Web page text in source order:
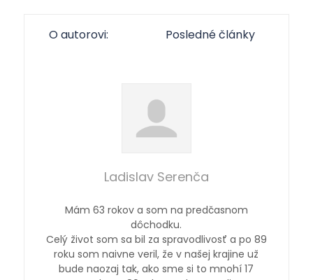
O autorovi: Posledné články
Ladislav Serenča
Mám 63 rokov a som na predčasnom
dôchodku.
Celý život som sa bil za spravodlivosť a po 89
roku som naivne veril, že v našej krajine už
bude naozaj tak, ako sme si to mnohí 17